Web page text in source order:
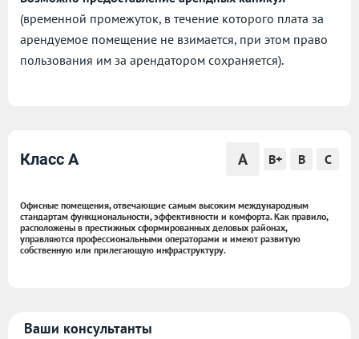
(временной промежуток, в течение которого плата за
арендуемое помещение не взимается, при этом право
пользования им за арендатором сохраняется).
Класс A A B+ B C
Офисные помещения, отвечающие самым высоким международным
стандартам функциональности, эффективности и комфорта. Как правило,
расположены в престижных сформированных деловых районах,
управляются профессиональными операторами и имеют развитую
собственную или прилегающую инфраструктуру.
Ваши консультанты